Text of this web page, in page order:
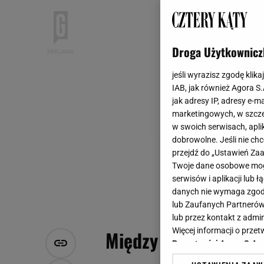
Między kuchnią a
Droga
jeśli wyrazisz zgodę
IAB, jak również Agora
jak adresy IP, adresy e-
marketingowych, w
w swoich serwisach,
dobrowolne. Jeśli nie
przejdź do „Ustawień
Twoje dane osobowe
serwisów i aplikacji lub
danych nie wymaga
lub Zaufanych
lub przez kontakt z
Więcej informacji o
Prywatności Agora S.A.